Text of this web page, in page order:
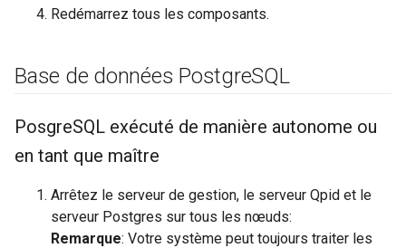
Redémarrez tous les composants.
Base de données PostgreSQL
PosgreSQL exécuté de manière autonome ou
en tant que maître
Arrêtez le serveur de gestion, le serveur Qpid et le
serveur Postgres sur tous les nœuds:
Remarque: Votre système peut toujours traiter les